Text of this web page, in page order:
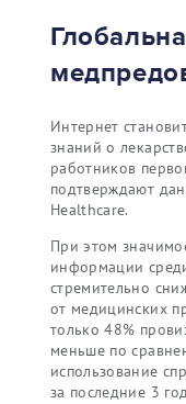
Интернет
знаний о
работников
подтверждают
Healthcare.
При этом
информации
стремительно
от медицинских
только 48%
меньше по
использование
за последние 3